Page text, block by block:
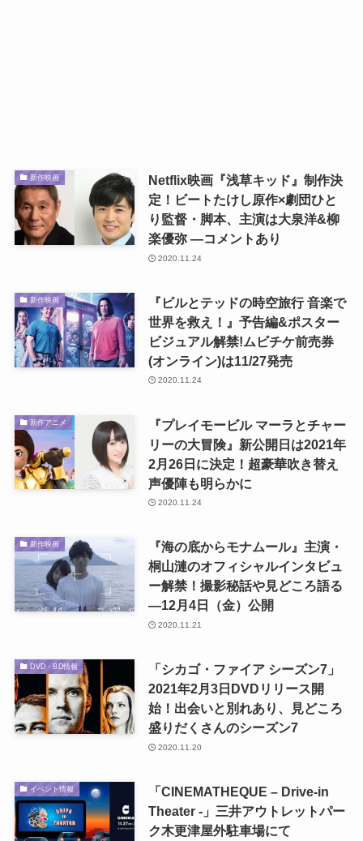
新作映画
Netflix映画『浅草キッド』制作決
定！ビートたけし原作×劇団ひと
り監督・脚本、主演は大泉洋&柳
楽優弥 ―コメントあり
2020.11.24
新作映画
『ビルとテッドの時空旅行 音楽で
世界を救え！』予告編&ポスター
ビジュアル解禁!ムビチケ前売券
(オンライン)は11/27発売
2020.11.24
新作アニメ
『プレイモービル マーラとチャー
リーの大冒険』新公開日は2021年
2月26日に決定！超豪華吹き替え
声優陣も明らかに
2020.11.24
新作映画
『海の底からモナムール』主演・
桐山漣のオフィシャルインタビュ
ー解禁！撮影秘話や見どころ語る
―12月4日（金）公開
2020.11.21
DVD・BD情報
「シカゴ・ファイア シーズン7」
2021年2月3日DVDリリース開
始！出会いと別れあり、見どころ
盛りだくさんのシーズン7
2020.11.20
イベント情報
「CINEMATHEQUE – Drive-in
Theater -」三井アウトレットパー
ク木更津屋外駐車場にて